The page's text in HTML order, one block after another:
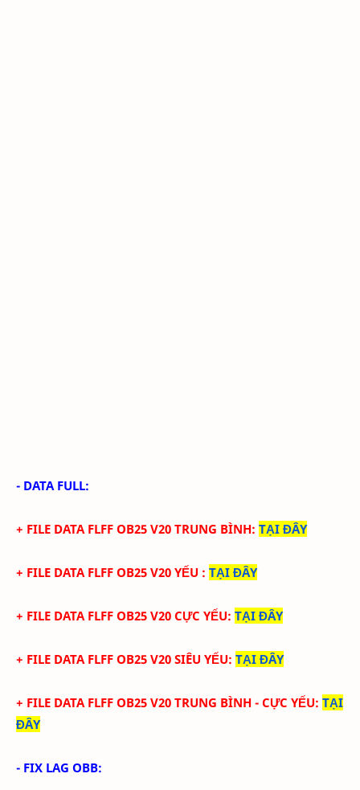
- DATA FULL:
+ FILE DATAFLFF OB25 V20 TRUNG BÌNH: TẠI ĐÂY
+ FILE DATAFLFF OB25 V20 YẾU : TẠI ĐÂY
+ FILE DATAFLFF OB25 V20 CỰC YẾU: TẠI ĐÂY
+ FILE DATAFLFF OB25 V20 SIÊU YẾU: TẠI ĐÂY
+ FILE DATAFLFF OB25 V20 TRUNG BÌNH - CỰC YẾU: TẠI
ĐÂY
- FIX LAG OBB: